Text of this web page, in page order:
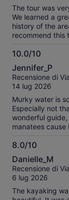
The tour was
We learned a
history of the
recommend this
10.0/10
10.0
su
10
Jennifer_P
Recensione di
14 lug 2026
Murky water is
Especially not
wonderful
manatees
8.0/10
8.0
su
10
Danielle_M
Recensione di
6 lug 2026
The kayaking